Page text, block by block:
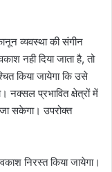
व्यवस्था की संगीन
नही दिया जाता है, तो
किया जायेगा कि उसे
नक्सल प्रभावित क्षेत्रों में
सकेगा। उपरोक्त
निरस्त किया जायेगा।